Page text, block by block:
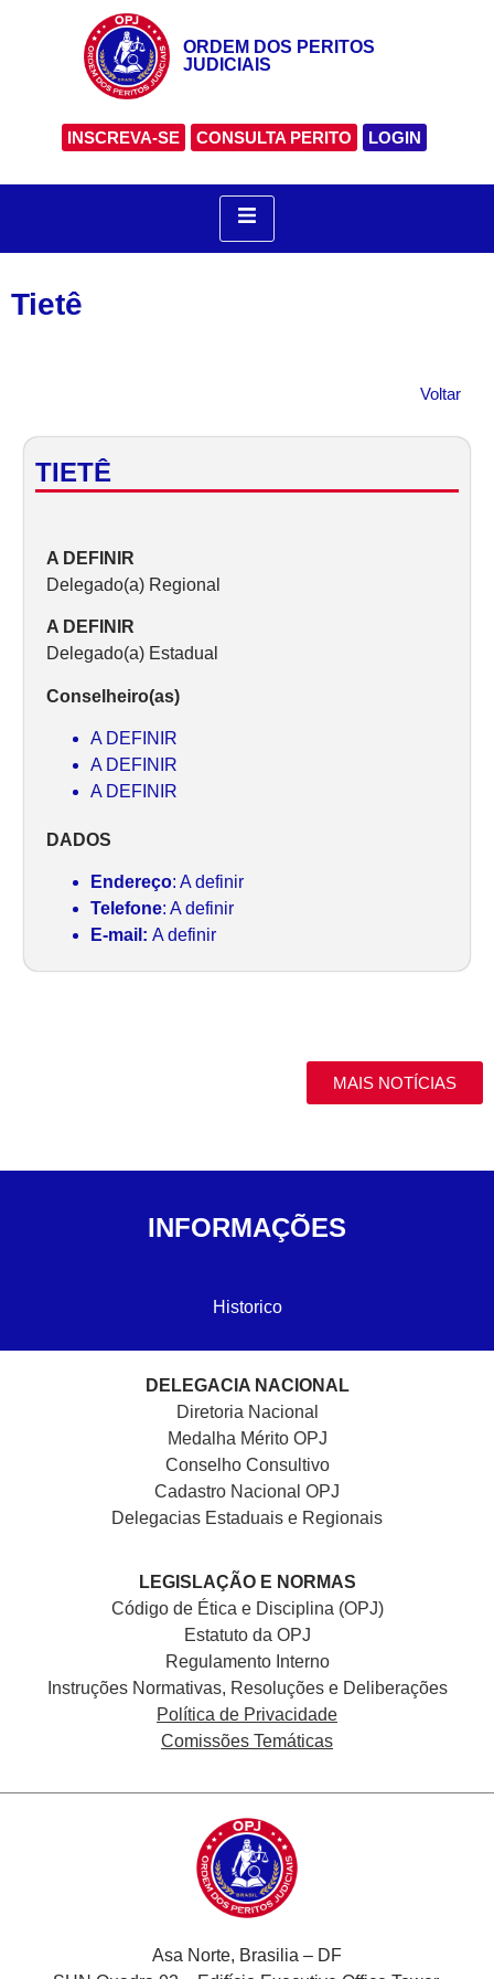
ORDEM DOS PERITOS
JUDICIAIS
INSCREVA-SE CONSULTA PERITO LOGIN
Tietê
Voltar
TIETÊ
A DEFINIR
Delegado(a) Regional
A DEFINIR
Delegado(a) Estadual
Conselheiro(as)
A DEFINIR
A DEFINIR
A DEFINIR
DADOS
Endereço: A definir
Telefone: A definir
E-mail: A definir
MAIS NOTÍCIAS
INFORMAÇÕES
Historico
DELEGACIA NACIONAL
Diretoria Nacional
Medalha Mérito OPJ
Conselho Consultivo
Cadastro Nacional OPJ
Delegacias Estaduais e Regionais
LEGISLAÇÃO E NORMAS
Código de Ética e Disciplina (OPJ)
Estatuto da OPJ
Regulamento Interno
Instruções Normativas, Resoluções e Deliberações
Política de Privacidade
Comissões Temáticas
Asa Norte, Brasilia – DF